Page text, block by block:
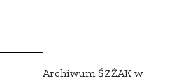
Archiwum ŚZŻAK w